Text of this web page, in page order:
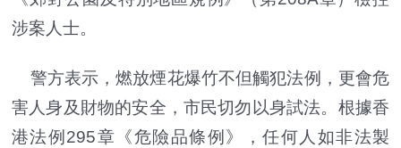
涉案人士。
警方表示，燃放煙花爆竹不但觸犯法例，更會危
害人身及財物的安全，市民切勿以身試法。根據香
港法例295章《危險品條例》，任何人如非法製